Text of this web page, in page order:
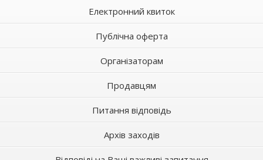
Електронний квиток
Публічна оферта
Організаторам
Продавцям
Питання відповідь
Архів заходів